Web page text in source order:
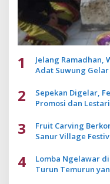
1
Jelang Ramadhan,
Adat Suwung
2
Sepekan Digelar,
Promosi dan
3
Fruit Carving
Sanur Village
4
Lomba Ngelawar di
Turun Temurun